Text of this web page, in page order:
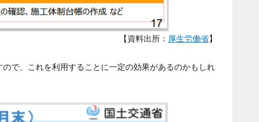
【資料出所： 厚生労働省】
で、これを利用することに一定の効果があるのかもしれ